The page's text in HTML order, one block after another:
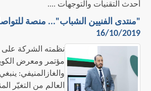
أحدث التقنيات والتوجهات ....
"منتدى الفنيين الشباب"... منصة
16/10/2019
نظمته الشركة
مؤتمر ومعرض
والغازالمنيفي:
العالم من التغيّر